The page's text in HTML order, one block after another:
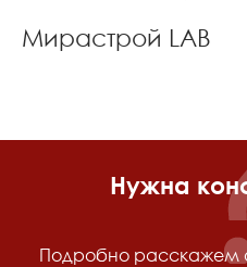
Мирастрой LAB
Нужна
Подробно расскажем